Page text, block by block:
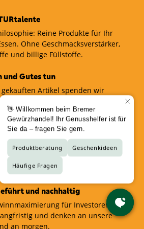
zu prüfen, ob die
sind.
Schweinefleisch
Lorbeer und
Sie Fleischgerichte auf
Reine Produkte für Ihr
Ohne Geschmacksverstärker,
und billige Füllstoffe.
und Gutes tun
gekauften Artikel spenden wir
5 Cent an soziale und nachhaltige
zu fairen Preisen
legen wir großen Wert
Wir verkaufen nur Produkte, von
überzeugt sind.
und nachhaltig
für Investoren! Wir
und denken an unsere
an morgen.